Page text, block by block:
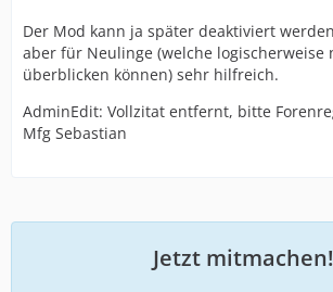
Der Mod kann ja später deaktiviert
aber für Neulinge (welche logischerweise
überblicken können) sehr hilfreich.
AdminEdit: Vollzitat entfernt, bitte
Mfg Sebastian
Jetzt mitmachen!